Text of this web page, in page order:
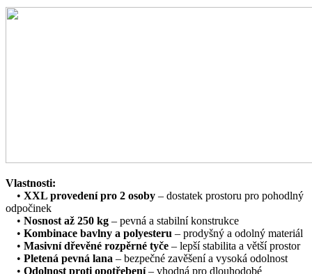
Vlastnosti:
• XXL provedení pro 2 osoby – dostatek prostoru pro pohodlný
odpočinek
• Nosnost až 250 kg – pevná a stabilní konstrukce
• Kombinace bavlny a polyesteru – prodyšný a odolný materiál
• Masivní dřevěné rozpěrné tyče – lepší stabilita a větší prostor
• Pletená pevná lana – bezpečné zavěšení a vysoká odolnost
• Odolnost proti opotřebení– vhodná pro dlouhodobé